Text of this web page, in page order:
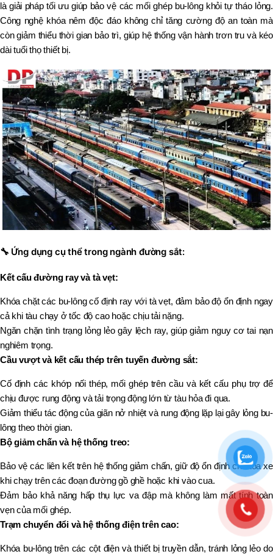
là giải pháp tối ưu giúp bảo vệ các mối ghép bu-lông khỏi tự tháo lỏng.
Công nghệ khóa nêm độc đáo không chỉ tăng cường độ an toàn mà
còn giảm thiểu thời gian bảo trì, giúp hệ thống vận hành trơn tru và kéo
dài tuổi thọ thiết bị.
🔧 Ứng dụng cụ thể trong ngành đường sắt:
Kết cấu đường ray và tà vẹt:
Khóa chặt các bu-lông cố định ray với tà vẹt, đảm bảo độ ổn định ngay
cả khi tàu chạy ở tốc độ cao hoặc chịu tải nặng.
Ngăn chặn tình trạng lỏng lẻo gây lệch ray, giúp giảm nguy cơ tai nạn
nghiêm trọng.
Cầu vượt và kết cấu thép trên tuyến đường sắt:
Cố định các khớp nối thép, mối ghép trên cầu và kết cấu phụ trợ để
chịu được rung động và tải trọng động lớn từ tàu hỏa đi qua.
Giảm thiểu tác động của giãn nở nhiệt và rung động lặp lại gây lỏng bu-
lông theo thời gian.
Bộ giảm chấn và hệ thống treo:
Bảo vệ các liên kết trên hệ thống giảm chấn, giữ độ ổn định cho toa xe
khi chạy trên các đoạn đường gồ ghề hoặc khi vào cua.
Đảm bảo khả năng hấp thụ lực va đập mà không làm mất tính toàn
vẹn của mối ghép.
Trạm chuyển đổi và hệ thống điện trên cao:
Khóa bu-lông trên các cột điện và thiết bị truyền dẫn, tránh lỏng lẻo do